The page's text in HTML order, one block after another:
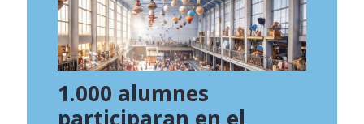
1.000 alumnes